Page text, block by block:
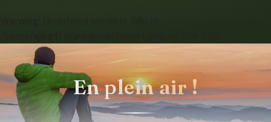
En plein air !